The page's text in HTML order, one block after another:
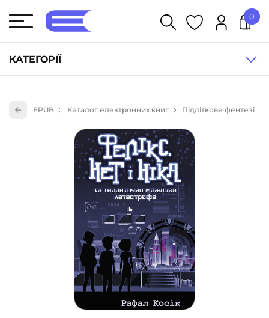
КАТЕГОРІЇ
Книги для дітей (836)
Книги для підлітків (240)
Науково-популярна література (1015)
Навчальна література та посібники (527)
Енциклопедії, довідники, словники (55)
Подарункові сертифікати (1)
0
EPUB Каталог електронних книг Підліткове фентезі